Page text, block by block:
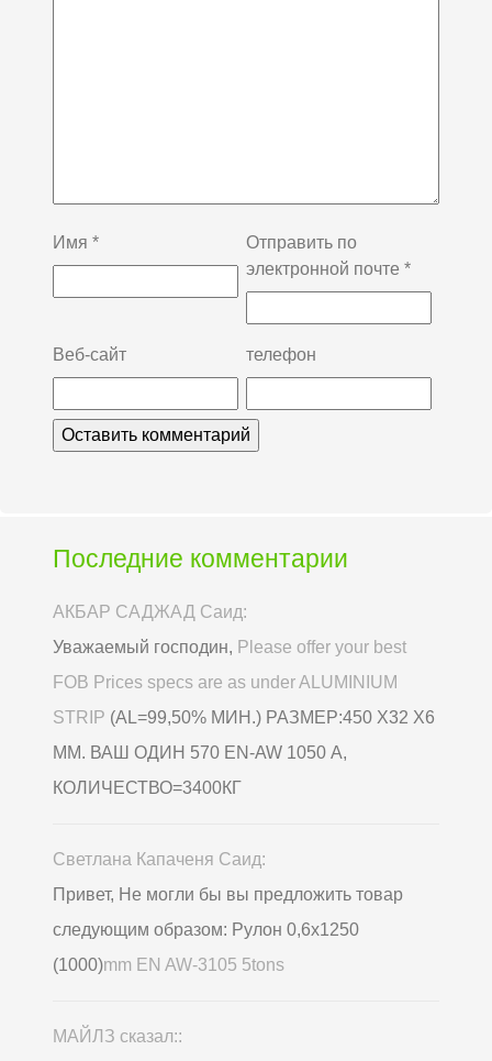
Имя *
Отправить по
электронной почте *
Веб-сайт телефон
Последние комментарии
АКБАР САДЖАД Саид:
Уважаемый господин, Please offer your best
FOB Prices specs are as under ALUMINIUM
STRIP (AL=99,50% МИН.) РАЗМЕР:450 Х32 Х6
ММ. ВАШ ОДИН 570 EN-AW 1050 А,
КОЛИЧЕСТВО=3400КГ
Светлана Капаченя Саид:
Привет, Не могли бы вы предложить товар
следующим образом: Рулон 0,6х1250
(1000)mm EN AW-3105 5tons
МАЙЛЗ сказал::